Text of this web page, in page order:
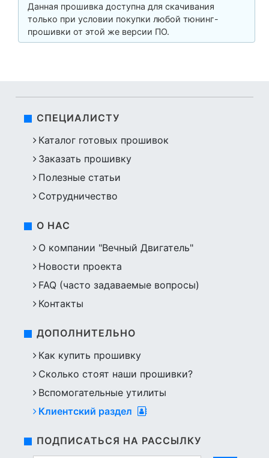
Данная прошивка доступна для скачивания
только при условии покупки любой тюнинг-
прошивки от этой же версии ПО.
СПЕЦИАЛИСТУ
Каталог готовых прошивок
Заказать прошивку
Полезные статьи
Сотрудничество
О НАС
О компании "Вечный Двигатель"
Новости проекта
FAQ (часто задаваемые вопросы)
Контакты
ДОПОЛНИТЕЛЬНО
Как купить прошивку
Сколько стоят наши прошивки?
Вспомогательные утилиты
Клиентский раздел
ПОДПИСАТЬСЯ НА РАССЫЛКУ